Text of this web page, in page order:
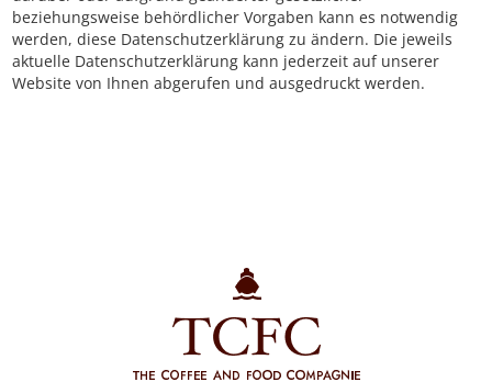
beziehungsweise behördlicher Vorgaben kann es notwendig
werden, diese Datenschutzerklärung zu ändern. Die jeweils
aktuelle Datenschutzerklärung kann jederzeit auf unserer
Website von Ihnen abgerufen und ausgedruckt werden.